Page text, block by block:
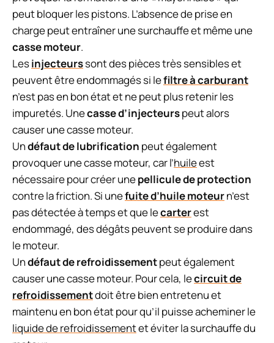
peut bloquer les pistons. L’absence de prise en
charge peut entraîner une surchauffe et même une
casse moteur.
Lesinjecteurssont des pièces très sensibles et
peuvent être endommagés si lefiltre à carburant
n’est pas en bon état et ne peut plus retenir les
impuretés. Unecasse d’injecteurspeut alors
causer une casse moteur.
Undéfaut de lubrification peut également
provoquer une casse moteur, car l’huileest
nécessaire pour créer unepellicule de protection
contre la friction. Si unefuite d’huile moteurn’est
pas détectée à temps et que lecarterest
endommagé, des dégâts peuvent se produire dans
le moteur.
Undéfaut de refroidissementpeut également
causer une casse moteur. Pour cela, lecircuit de
refroidissementdoit être bien entretenu et
maintenu en bon état pour qu’il puisse acheminer le
liquide de refroidissementet éviter la surchauffe du